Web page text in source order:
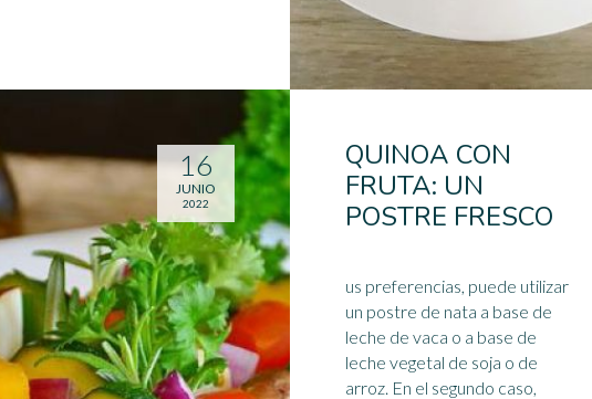
16
JUNIO
2022
QUINOA CON
FRUTA: UN
POSTRE FRESCO
us preferencias, puede utilizar
un postre de nata a base de
leche de vaca o a base de
leche vegetal de soja o de
arroz. En el segundo caso,